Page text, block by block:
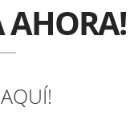
AHORA!